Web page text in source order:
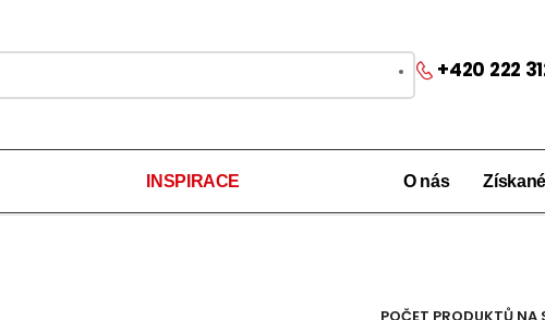
+420 222
INSPIRACE O nás